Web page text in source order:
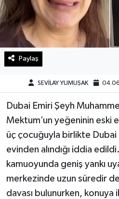
Paylaş
SEVİLAY YUMUŞAK
Dubai Emiri Şeyh
Mektum’un yeğeninin eski
üç çocuğuyla birlikte Dubai
evinden alındığı iddia
kamuoyunda geniş yankı
merkezinde uzun süredir
davası bulunurken, konuya
Manşetler
Resmi İlan
Spor
SürManşet
Teknoloji
Yaşam
KAHRAMANMARAŞ